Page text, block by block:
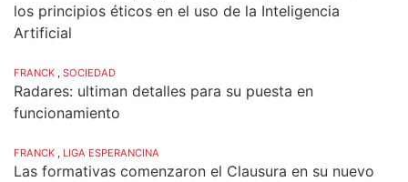
los principios éticos en el uso de la Inteligencia
Artificial
FRANCK , SOCIEDAD
Radares: ultiman detalles para su puesta en
funcionamiento
FRANCK , LIGA ESPERANCINA
Las formativas comenzaron el Clausura en su nuevo